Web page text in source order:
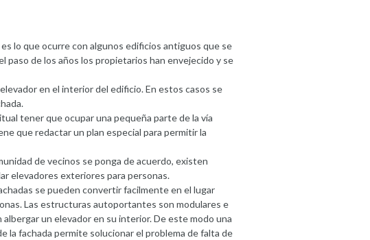
lo que ocurre con algunos edificios antiguos que se
paso de los años los propietarios han envejecido y se
en el interior del edificio. En estos casos se
tener que ocupar una pequeña parte de la vía
que redactar un plan especial para permitir la
de vecinos se ponga de acuerdo, existen
elevadores exteriores para personas.
se pueden convertir facilmente en el lugar
Las estructuras autoportantes son modulares e
un elevador en su interior. De este modo una
la fachada permite solucionar el problema de falta de